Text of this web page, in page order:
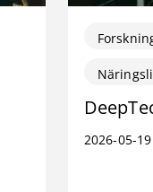
2026-05-19